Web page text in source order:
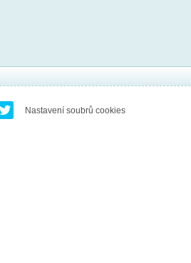
Nastavení soubrů cookies